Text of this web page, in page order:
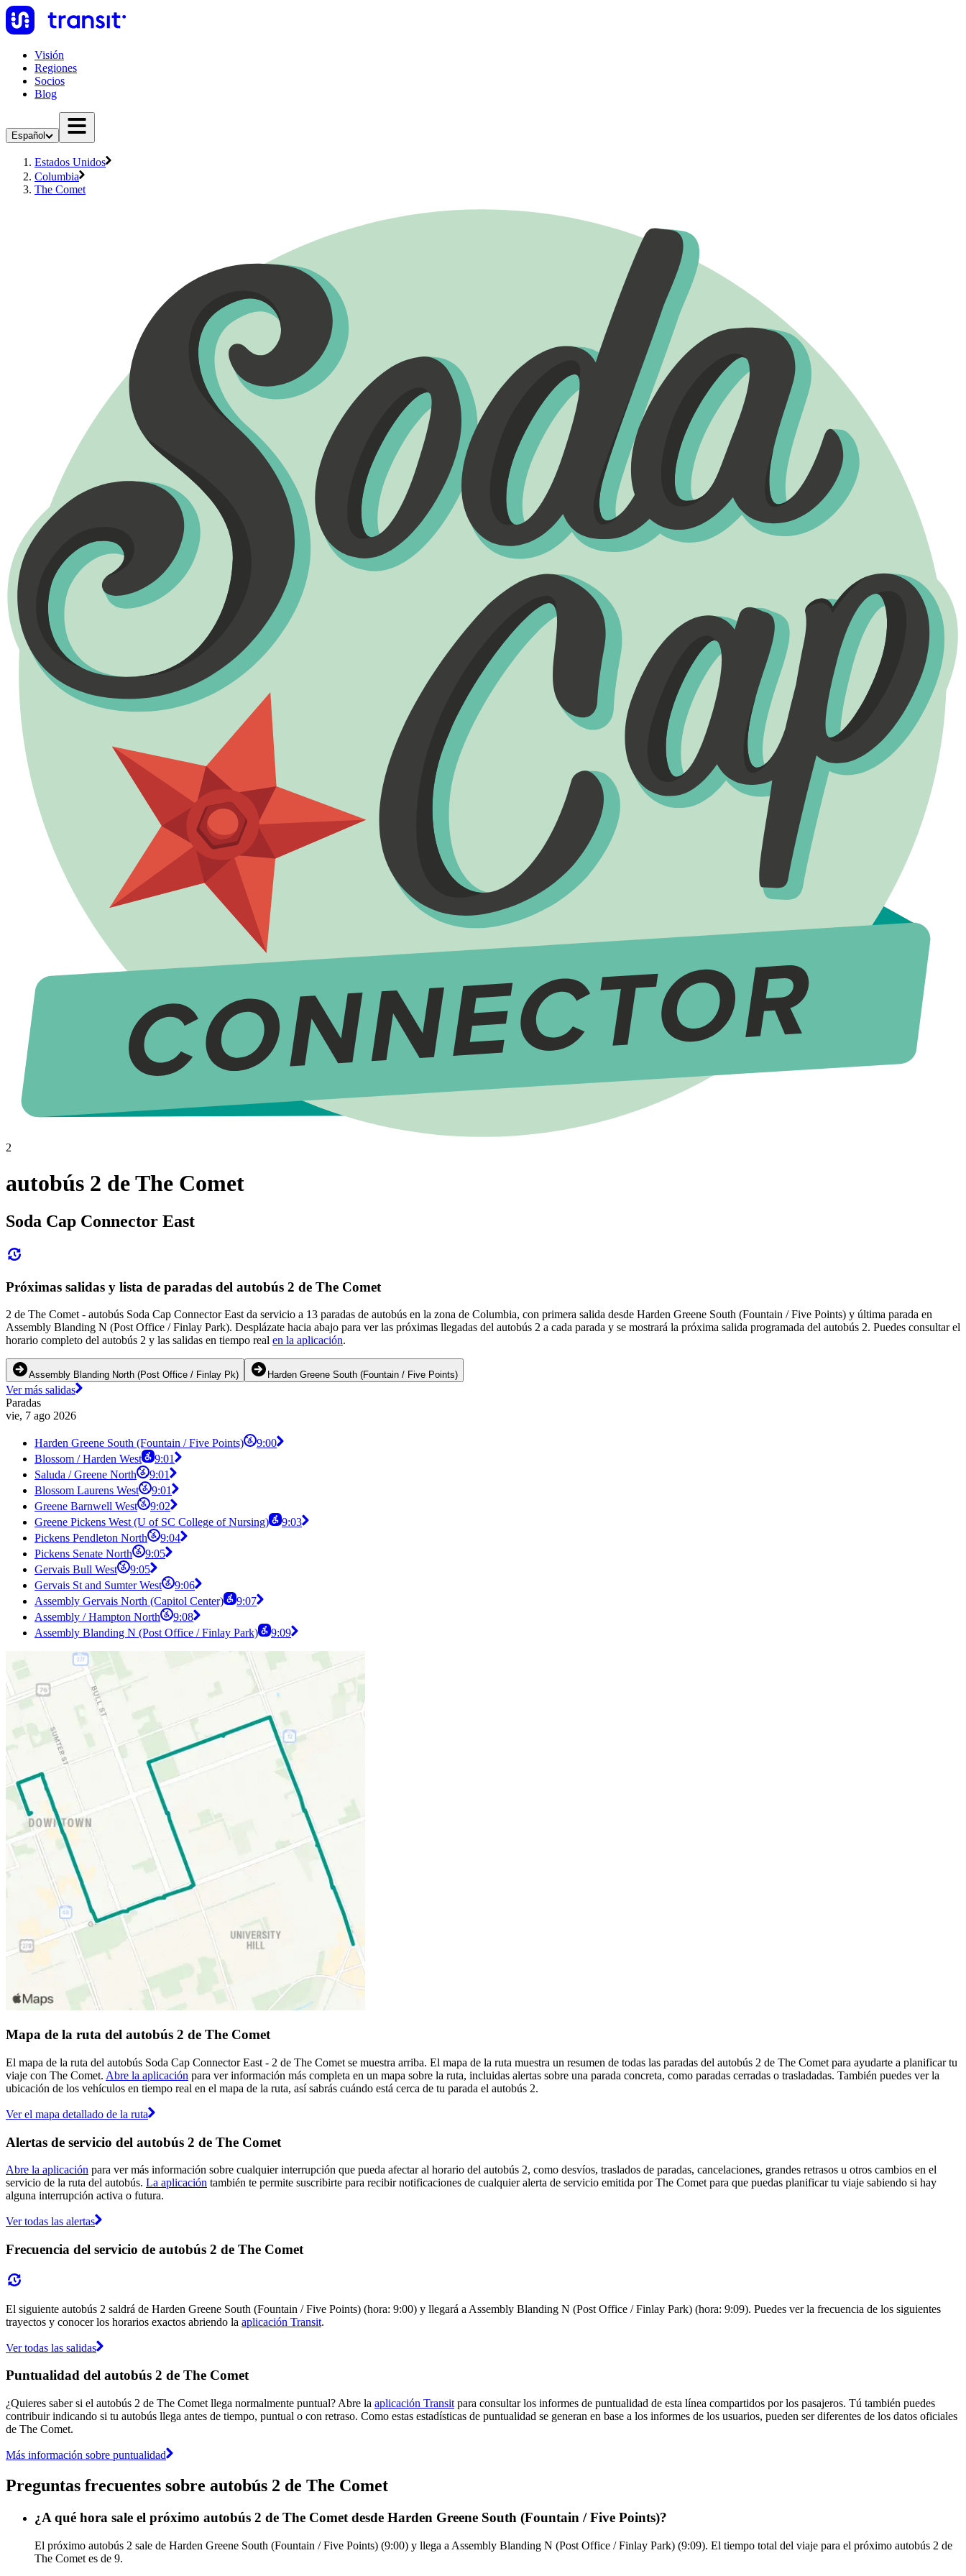
Visión
Regiones
Socios
Blog
Español
Estados Unidos
Columbia
The Comet
2
autobús 2 de The Comet
Soda Cap Connector East
Próximas salidas y lista de paradas del autobús 2 de The Comet
2 de The Comet - autobús Soda Cap Connector East da servicio a 13 paradas de autobús en la zona de Columbia, con primera salida desde Harden Greene South (Fountain / Five Points) y última parada en
Assembly Blanding N (Post Office / Finlay Park). Desplázate hacia abajo para ver las próximas llegadas del autobús 2 a cada parada y se mostrará la próxima salida programada del autobús 2. Puedes consultar el
horario completo del autobús 2 y las salidas en tiempo real en la aplicación.
Assembly Blanding North (Post Office / Finlay Pk) Harden Greene South (Fountain / Five Points)
Ver más salidas
Paradas
vie, 7 ago 2026
Harden Greene South (Fountain / Five Points)
9:00
Blossom / Harden West
9:01
Saluda / Greene North
9:01
Blossom Laurens West
9:01
Greene Barnwell West
9:02
Greene Pickens West (U of SC College of Nursing)
9:03
Pickens Pendleton North
9:04
Pickens Senate North
9:05
Gervais Bull West
9:05
Gervais St and Sumter West
9:06
Assembly Gervais North (Capitol Center)
9:07
Assembly / Hampton North
9:08
Assembly Blanding N (Post Office / Finlay Park)
9:09
Mapa de la ruta del autobús 2 de The Comet
El mapa de la ruta del autobús Soda Cap Connector East - 2 de The Comet se muestra arriba. El mapa de la ruta muestra un resumen de todas las paradas del autobús 2 de The Comet para ayudarte a planificar tu
viaje con The Comet. Abre la aplicación para ver información más completa en un mapa sobre la ruta, incluidas alertas sobre una parada concreta, como paradas cerradas o trasladadas. También puedes ver la
ubicación de los vehículos en tiempo real en el mapa de la ruta, así sabrás cuándo está cerca de tu parada el autobús 2.
Ver el mapa detallado de la ruta
Alertas de servicio del autobús 2 de The Comet
Abre la aplicación para ver más información sobre cualquier interrupción que pueda afectar al horario del autobús 2, como desvíos, traslados de paradas, cancelaciones, grandes retrasos u otros cambios en el
servicio de la ruta del autobús. La aplicación también te permite suscribirte para recibir notificaciones de cualquier alerta de servicio emitida por The Comet para que puedas planificar tu viaje sabiendo si hay
alguna interrupción activa o futura.
Ver todas las alertas
Frecuencia del servicio de autobús 2 de The Comet
El siguiente autobús 2 saldrá de Harden Greene South (Fountain / Five Points) (hora: 9:00) y llegará a Assembly Blanding N (Post Office / Finlay Park) (hora: 9:09). Puedes ver la frecuencia de los siguientes
trayectos y conocer los horarios exactos abriendo la aplicación Transit.
Ver todas las salidas
Puntualidad del autobús 2 de The Comet
¿Quieres saber si el autobús 2 de The Comet llega normalmente puntual? Abre la aplicación Transit para consultar los informes de puntualidad de esta línea compartidos por los pasajeros. Tú también puedes
contribuir indicando si tu autobús llega antes de tiempo, puntual o con retraso. Como estas estadísticas de puntualidad se generan en base a los informes de los usuarios, pueden ser diferentes de los datos oficiales
de The Comet.
Más información sobre puntualidad
Preguntas frecuentes sobre autobús 2 de The Comet
¿A qué hora sale el próximo autobús 2 de The Comet desde Harden Greene South (Fountain / Five Points)?
El próximo autobús 2 sale de Harden Greene South (Fountain / Five Points) (9:00) y llega a Assembly Blanding N (Post Office / Finlay Park) (9:09). El tiempo total del viaje para el próximo autobús 2 de
The Comet es de 9.